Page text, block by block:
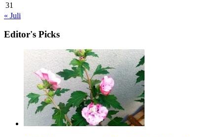
31
« Juli
Editor's Picks